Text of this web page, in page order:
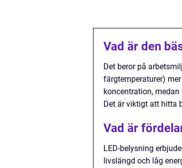
Vad är den
Det beror på
färgtemperaturer)
koncentration,
Det är viktigt att hitta
Vad är
LED-belysning
livslängd och låg